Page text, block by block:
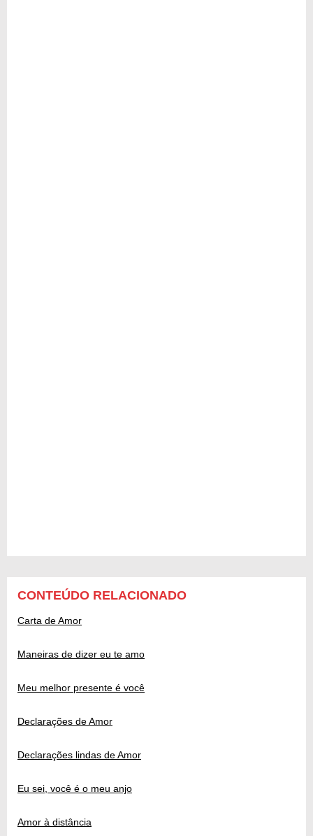
CONTEÚDO RELACIONADO
Carta de Amor
Maneiras de dizer eu te amo
Meu melhor presente é você
Declarações de Amor
Declarações lindas de Amor
Eu sei, você é o meu anjo
Amor à distância